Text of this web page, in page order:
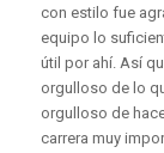
con estilo fue
equipo lo
útil por ahí. Así
orgulloso de lo
orgulloso de
carrera muy